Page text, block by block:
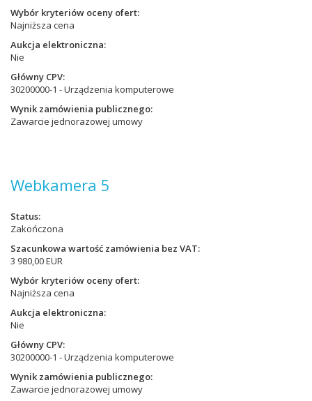
Wybór kryteriów oceny ofert
Najniższa cena
Aukcja elektroniczna
Nie
Główny CPV
30200000-1 - Urządzenia komputerowe
Wynik zamówienia publicznego
Zawarcie jednorazowej umowy
Webkamera 5
Status
Zakończona
Szacunkowa wartość zamówienia bez VAT
3 980,00 EUR
Wybór kryteriów oceny ofert
Najniższa cena
Aukcja elektroniczna
Nie
Główny CPV
30200000-1 - Urządzenia komputerowe
Wynik zamówienia publicznego
Zawarcie jednorazowej umowy